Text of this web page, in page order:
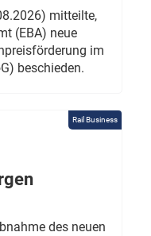
mitteilte,
(EBA) neue
im
beschieden.
Rail Business
des neuen